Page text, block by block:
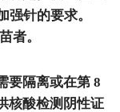
强针的要求。
者。
要隔离或在第 8
核酸检测阴性证